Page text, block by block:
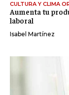
CULTURA Y CLIMA
Aumenta tu
laboral
Isabel Martínez